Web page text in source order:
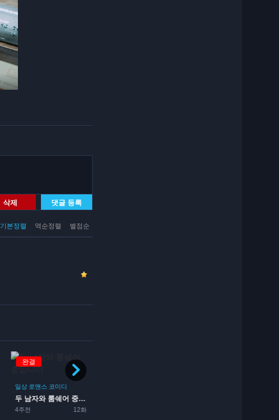
삭제 댓글 등록
기본정렬 역순정렬 별점순
완결
일상 로맨스 코미디
두 남자와 룸쉐어 중입니다
4주전 12화